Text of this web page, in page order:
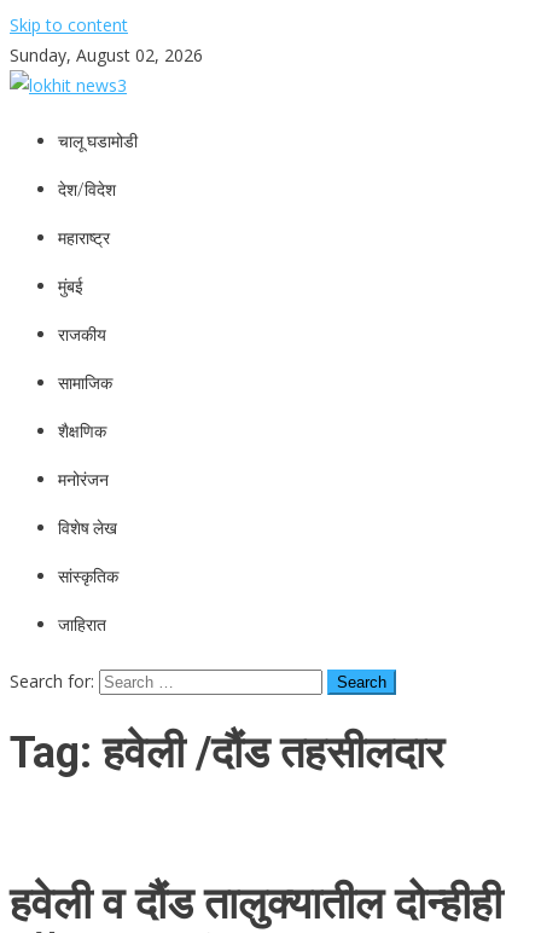
Skip to content
Sunday, August 02, 2026
lokhit news3
lokhit news 3
चालू घडामोडी
देश/विदेश
महाराष्ट्र
मुंबई
राजकीय
सामाजिक
शैक्षणिक
मनोरंजन
विशेष लेख
सांस्कृतिक
जाहिरात
Search for:
Tag:हवेली /दौंड तहसीलदार
हवेली व दौंड तालुक्यातील दोन्हीही